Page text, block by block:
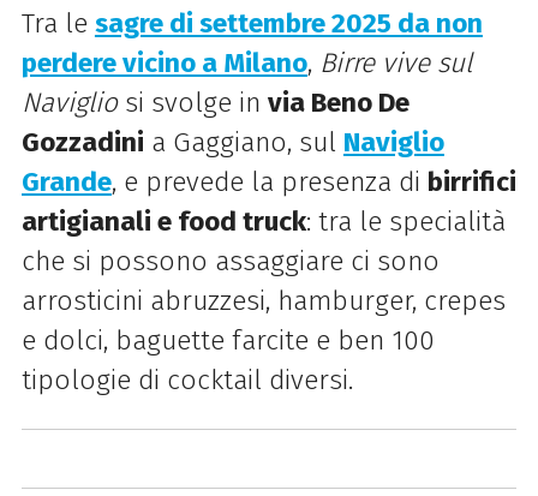
Tra le sagre di settembre 2025 da non
perdere vicino a Milano, Birre vive sul
Navigliosi svolge in via Beno De
Gozzadini a Gaggiano, sul Naviglio
Grande, e prevede la presenza di birrifici
artigianali e food truck: tra le specialità
che si possono assaggiare ci sono
arrosticini abruzzesi, hamburger, crepes
e dolci, baguette farcite e ben 100
tipologie di cocktail diversi.